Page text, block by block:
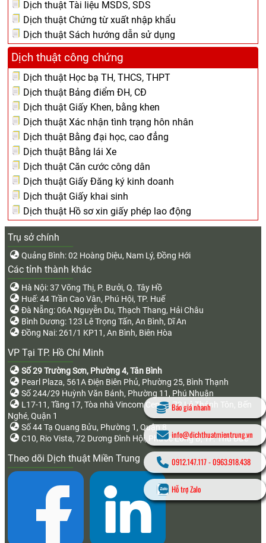
Dịch thuật Tài liệu MSDS, SDS
Dịch thuật Chứng từ xuất nhập khẩu
Dịch thuật Sách hướng dẫn sử dụng
Dịch thuật công chứng
Dịch thuật Học bạ TH, THCS, THPT
Dịch thuật Bảng điểm ĐH, CĐ
Dịch thuật Giấy Khen, bằng khen
Dịch thuật Xác nhận tình trạng hôn nhân
Dịch thuật Bằng đại học, cao đẳng
Dịch thuật Bằng lái Xe
Dịch thuật Căn cước công dân
Dịch thuật Giấy Đăng ký kinh doanh
Dịch thuật Giấy khai sinh
Dịch thuật Hồ sơ xin giấy phép lao động
Trụ sở chính
Quảng Bình: 02 Hoàng Diệu, Nam Lý, Đồng Hới
Các tỉnh thành khác
Hà Nội: 37 Võng Thị, P. Bưởi, Q. Tây Hồ
Huế: 44 Trần Cao Vân, Phú Hội, TP. Huế
Đà Nẵng: 06A Nguyễn Du, Thạch Thang, Hải Châu
Bình Dương: 123 Lê Trọng Tấn, An Bình, Dĩ An
Đồng Nai: 261/1 KP11, An Bình, Biên Hòa
VP Tại TP. Hồ Chí Minh
Số 29 Trường Sơn, Phường 4, Tân Bình
Pearl Plaza, 561A Điện Biên Phủ, Phường 25, Bình Thạnh
Số 244/29 Huỳnh Văn Bánh, Phường 11, Phú Nhuận
L17-11, Tầng 17, Tòa nhà Vincom Center, 72 Lê Thánh Tôn, Bến
Nghé, Quận 1
Số 44 Tạ Quang Bửu, Phường 1, Quận 8
C10, Rio Vista, 72 Dương Đình Hội, Phước Long B, TP. Thủ Đức
Theo dõi Dịch thuật Miền Trung
Báo giá nhanh
info@dichthuatmientrung.vn
0912.147.117-0963.918.438
Hỗ trợ Zalo